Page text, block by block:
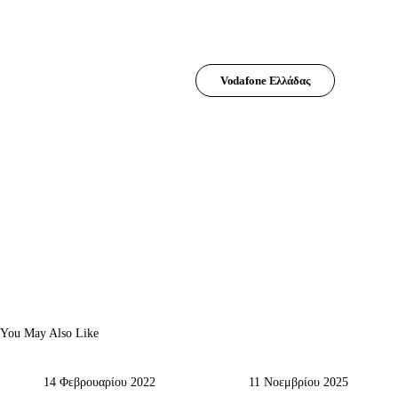
Vodafone Ελλάδας
You May Also Like
14 Φεβρουαρίου 2022
11 Νοεμβρίου 2025